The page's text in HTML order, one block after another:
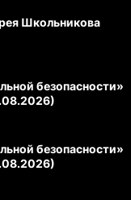
Школьникова
безопасности»
безопасности»